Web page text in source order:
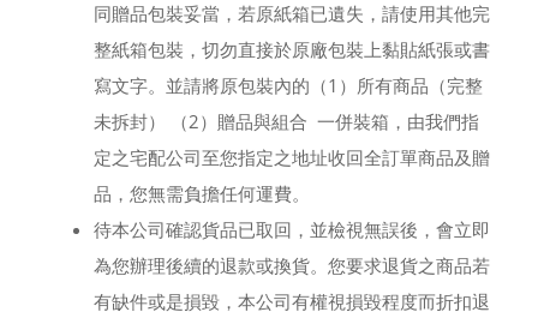
同贈品包裝妥當，若原紙箱已遺失，請使用其他完
整紙箱包裝，切勿直接於原廠包裝上黏貼紙張或書
寫文字。並請將原包裝內的（1）所有商品（完整
未拆封） （2）贈品與組合 一併裝箱，由我們指
定之宅配公司至您指定之地址收回全訂單商品及贈
品，您無需負擔任何運費。
待本公司確認貨品已取回，並檢視無誤後，會立即
為您辦理後續的退款或換貨。您要求退貨之商品若
有缺件或是損毀，本公司有權視損毀程度而折扣退